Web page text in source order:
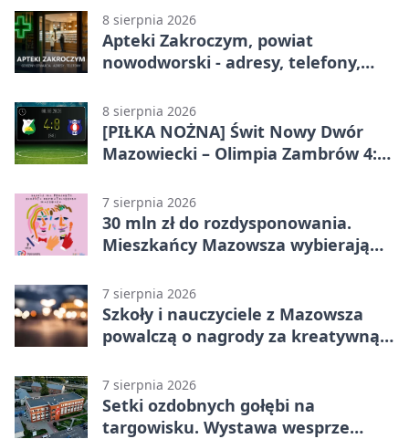
8 sierpnia 2026
Apteki Zakroczym, powiat
nowodworski - adresy, telefony,
8 sierpnia 2026
[PIŁKA NOŻNA] Świt Nowy Dwór
Mazowiecki – Olimpia Zambrów 4:0
Grupa 1 (Grupa I)
7 sierpnia 2026
30 mln zł do rozdysponowania.
Mieszkańcy Mazowsza wybierają
7 sierpnia 2026
Szkoły i nauczyciele z Mazowsza
powalczą o nagrody za kreatywną
7 sierpnia 2026
Setki ozdobnych gołębi na
targowisku. Wystawa wesprze